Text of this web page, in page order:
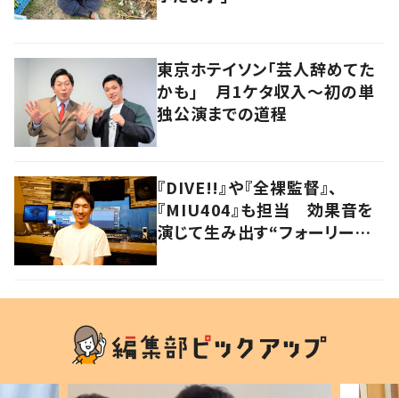
東京ホテイソン「芸人辞めてた
かも」 月1ケタ収入～初の単
独公演までの道程
『DIVE!!』や『全裸監督』、
『MIU404』も担当 効果音を
演じて生み出す“フォーリーア